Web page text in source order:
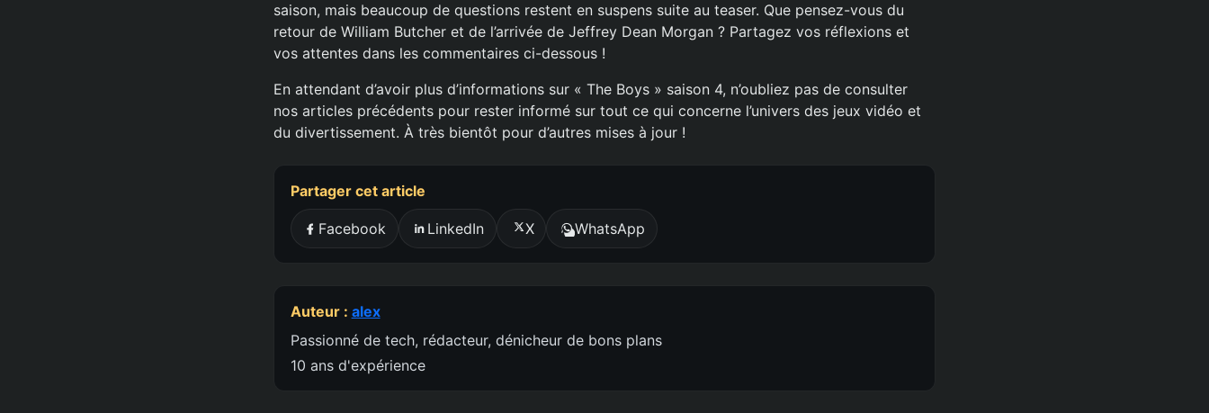
saison, mais beaucoup de questions restent en suspens suite au teaser. Que pensez-vous du
retour de William Butcher et de l’arrivée de Jeffrey Dean Morgan ? Partagez vos réflexions et
vos attentes dans les commentaires ci-dessous !
En attendant d’avoir plus d’informations sur « The Boys » saison 4, n’oubliez pas de consulter
nos articles précédents pour rester informé sur tout ce qui concerne l’univers des jeux vidéo et
du divertissement. À très bientôt pour d’autres mises à jour !
Partager cet article
Facebook LinkedIn X WhatsApp
Auteur : alex
Passionné de tech, rédacteur, dénicheur de bons plans
10 ans d'expérience